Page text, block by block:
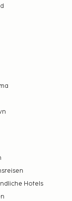
anfallende
Check-
Hotels